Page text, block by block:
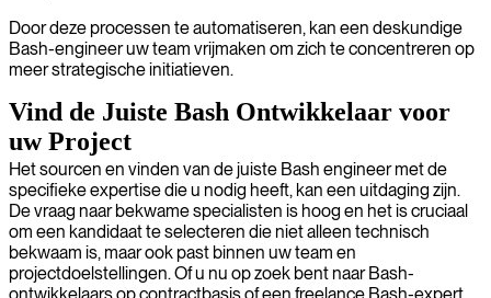
Door deze processen te automatiseren, kan een deskundige
Bash-engineer uw team vrijmaken om zich te concentreren op
meer strategische initiatieven.
Vind de Juiste Bash Ontwikkelaar voor
uw Project
Het sourcen en vinden van de juiste Bash engineer met de
specifieke expertise die u nodig heeft, kan een uitdaging zijn.
De vraag naar bekwame specialisten is hoog en het is cruciaal
om een kandidaat te selecteren die niet alleen technisch
bekwaam is, maar ook past binnen uw team en
projectdoelstellingen. Of u nu op zoek bent naar Bash-
ontwikkelaars op contractbasis of een freelance Bash-expert